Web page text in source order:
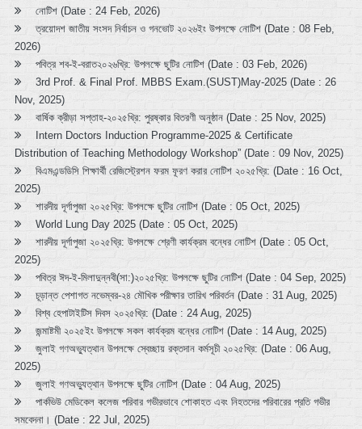
নোটিশ (Date : 24 Feb, 2026)
ত্রয়োদশ জাতীয় সংসদ নির্বাচন ও গনভোট ২০২৬ইং উপলক্ষে নোটিশ (Date : 08 Feb,
2026)
পবিত্র শব-ই-বরাত২০২৬খ্রি: উপলক্ষে ছুটির নোটিশ (Date : 03 Feb, 2026)
3rd Prof. & Final Prof. MBBS Exam.(SUST)May-2025 (Date : 26
Nov, 2025)
বার্ষিক ক্রীড়া সপ্তাহ-২০২৫খ্রি: পুরষ্কার বিতরণী অনুষ্ঠান (Date : 25 Nov, 2025)
Intern Doctors Induction Programme-2025 & Certificate
Distribution of Teaching Methodology Workshop” (Date : 09 Nov, 2025)
বিএমএন্ডডিসি শিক্ষার্থী রেজিস্ট্রেশন ফরম ফূরণ করার নোটিশ ২০২৫খ্রি: (Date : 16 Oct,
2025)
শারদীয় দূর্গাপুজা ২০২৫খ্রি: উপলক্ষে ছুটির নোটিশ (Date : 05 Oct, 2025)
World Lung Day 2025 (Date : 05 Oct, 2025)
শারদীয় দূর্গাপুজা ২০২৫খ্রি: উপলক্ষে শ্রেণী কার্যক্রম বন্ধের নোটিশ (Date : 05 Oct,
2025)
পবিত্র ঈদ-ই-মিলাদুন্নবী(সা:)২০২৫খ্রি: উপলক্ষে ছুটির নোটিশ (Date : 04 Sep, 2025)
চূড়ান্ত পেশাগত নভেম্বর-২৪ মৌখিক পরীক্ষার তারিখ পরিবর্তন (Date : 31 Aug, 2025)
বিশ্ব হেপাটাইটিস দিবস ২০২৫খ্রি: (Date : 24 Aug, 2025)
জন্মাষ্টমী ২০২৫ইং উপলক্ষে সকল কার্যক্রম বন্ধের নোটিশ (Date : 14 Aug, 2025)
জুলাই গণঅভ্যুত্থান উপলক্ষে স্বেচ্ছায় রক্তদান কর্মসূচী ২০২৫খ্রি: (Date : 06 Aug,
2025)
জুলাই গণঅভ্যুত্থান উপলক্ষে ছুটির নোটিশ (Date : 04 Aug, 2025)
পার্কভিউ মেডিকেল কলেজ পরিবার গভীরভাবে শোকাহত এবং নিহতদের পরিবারের প্রতি গভীর
সমবেদনা। (Date : 22 Jul, 2025)